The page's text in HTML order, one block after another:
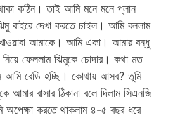
কঠিন। তাই আমি মনে মনে প্লান
বাইরে দেখা করতে চাইল। আমি বললাম
আমাকে। আমি একা। আমার বন্ধু
ফেললাম ঝিমুকে চোদার। কথা মত
আমি রেডি হচ্ছি। কোথায় আসব? তুমি
বাসার ঠিকানা বলে দিলাম সিএনজি
করতে থাকলাম ৪-৫ বছর ধরে